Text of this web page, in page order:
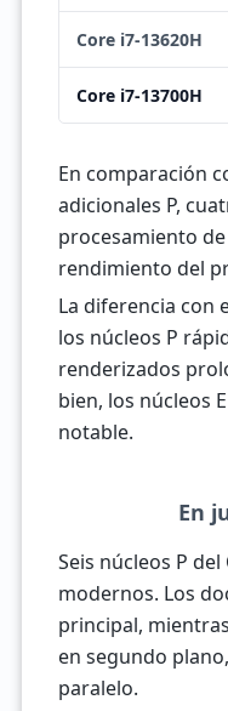
Core i7-13620H
Core i7-13700H
En comparación
adicionales P,
procesamiento
rendimiento del
La diferencia con
los núcleos P
renderizados
bien, los núcleos
notable.
En
Seis núcleos P
modernos. Los
principal,
en segundo
paralelo.